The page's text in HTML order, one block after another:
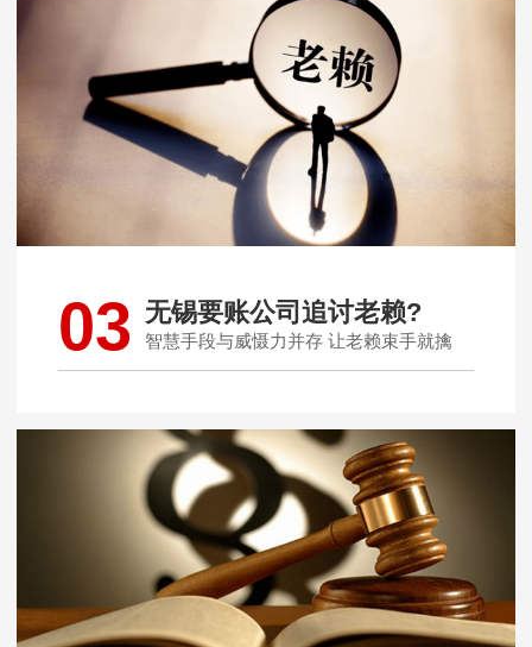
03 无锡要账公司追讨老赖?
智慧手段与威慑力并存 让老赖束手就擒